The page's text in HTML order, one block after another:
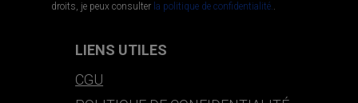
droits, je peux consulter la politique de confidentialité..
LIENS UTILES
CGU